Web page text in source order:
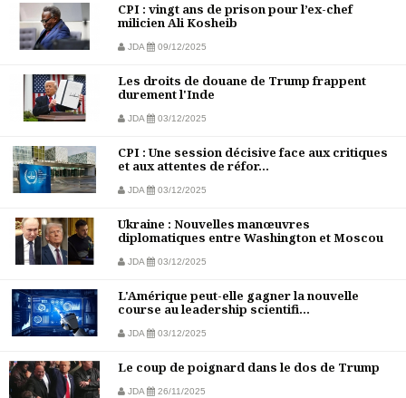
CPI : vingt ans de prison pour l’ex-chef
milicien Ali Kosheib
JDA 09/12/2025
Les droits de douane de Trump frappent
durement l'Inde
JDA 03/12/2025
CPI : Une session décisive face aux critiques
et aux attentes de réfor...
JDA 03/12/2025
Ukraine : Nouvelles manœuvres
diplomatiques entre Washington et Moscou
JDA 03/12/2025
L'Amérique peut-elle gagner la nouvelle
course au leadership scientifi...
JDA 03/12/2025
Le coup de poignard dans le dos de Trump
JDA 26/11/2025